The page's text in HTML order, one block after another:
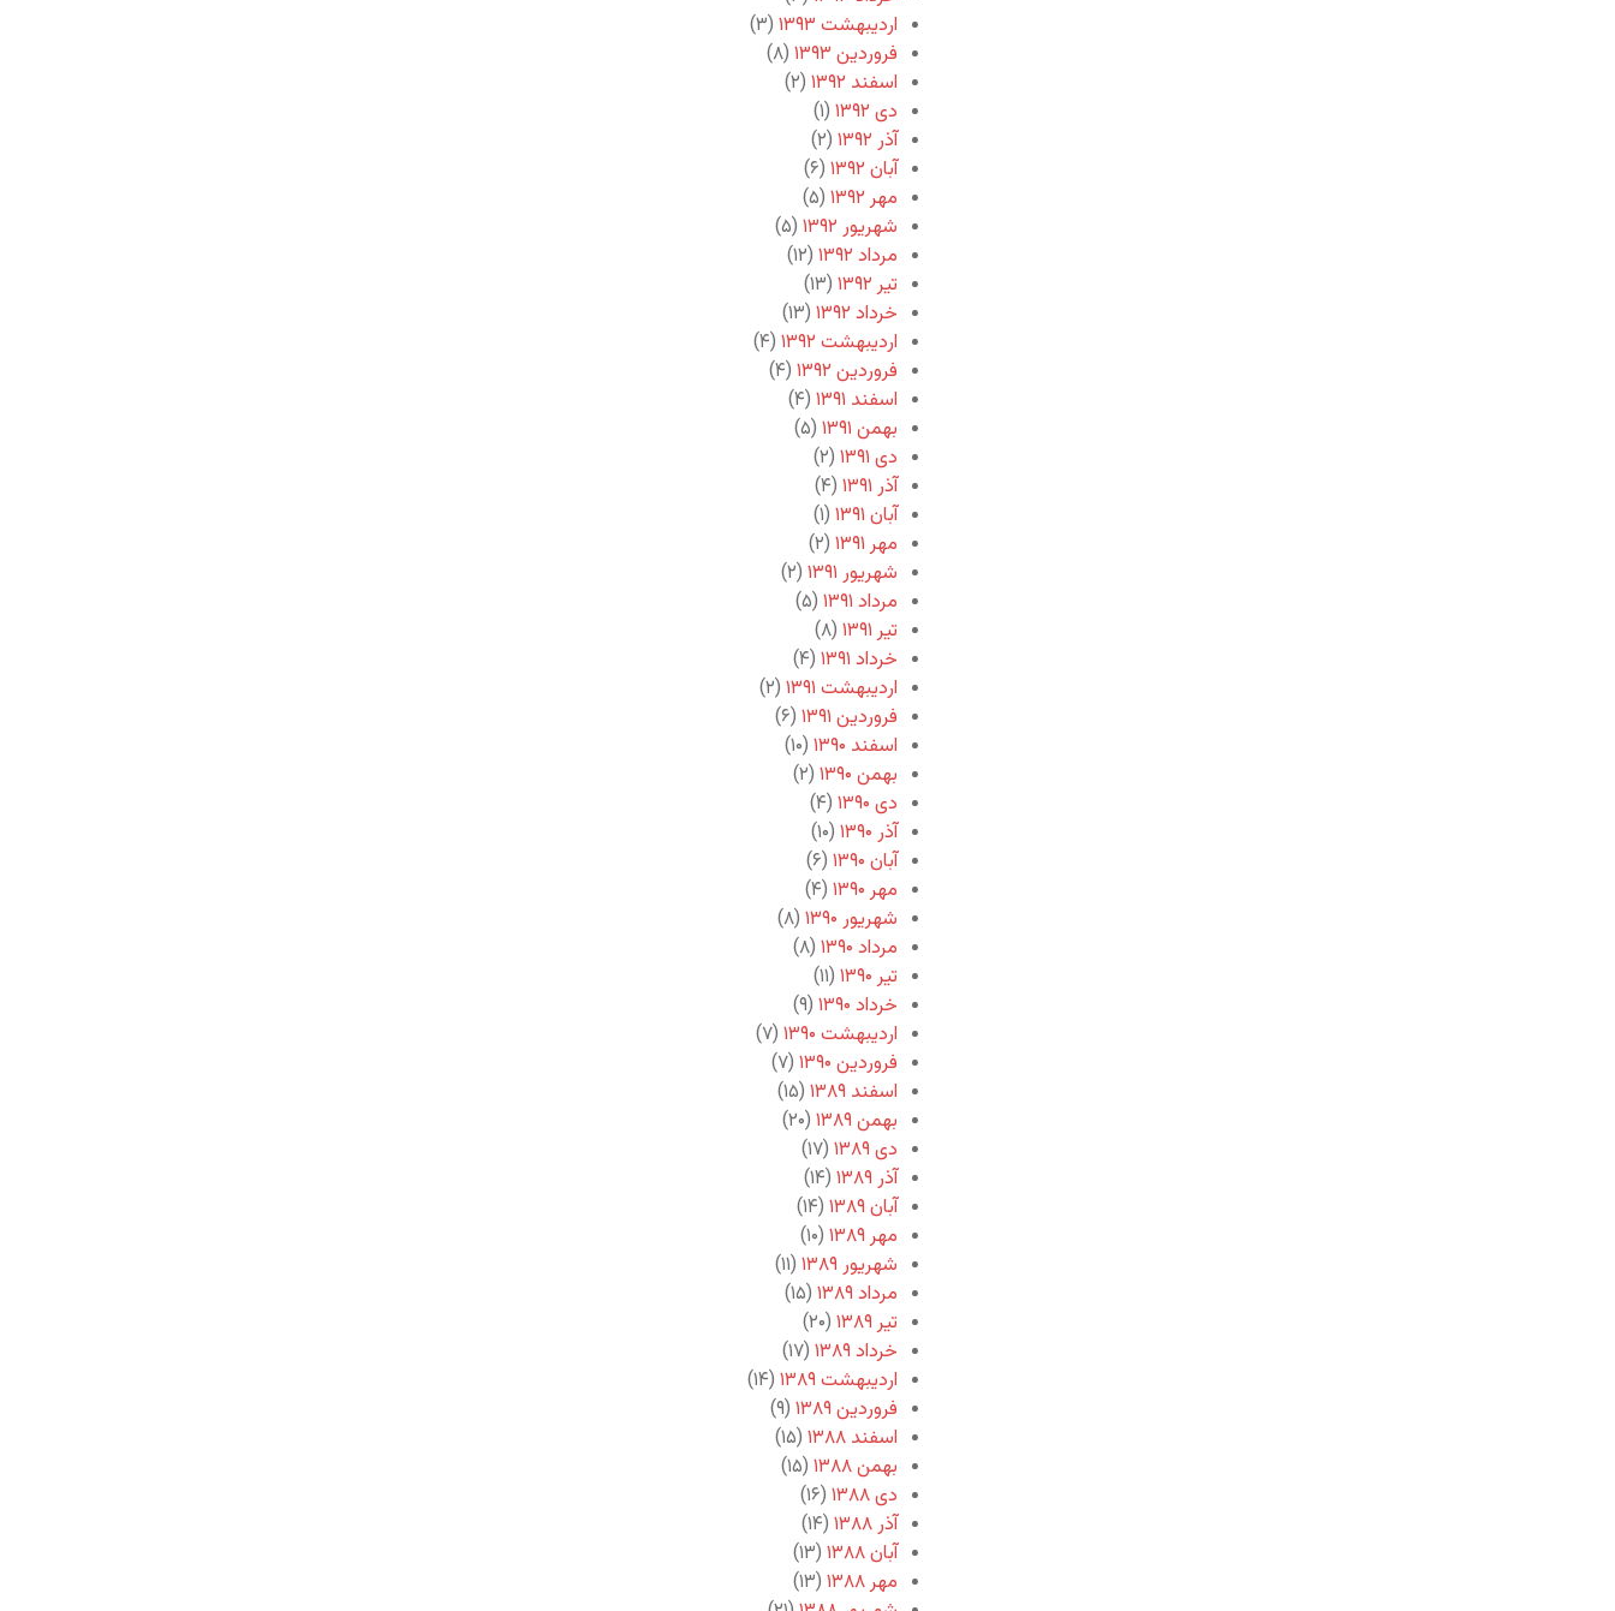
اردیبهشت ۱۳۹۳
(۳)
فروردین ۱۳۹۳
(۸)
اسفند ۱۳۹۲
(۲)
دی ۱۳۹۲
(۱)
آذر ۱۳۹۲
(۲)
آبان ۱۳۹۲
(۶)
مهر ۱۳۹۲
(۵)
شهریور ۱۳۹۲
(۵)
مرداد ۱۳۹۲
(۱۲)
تیر ۱۳۹۲
(۱۳)
خرداد ۱۳۹۲
(۱۳)
اردیبهشت ۱۳۹۲
(۴)
فروردین ۱۳۹۲
(۴)
اسفند ۱۳۹۱
(۴)
بهمن ۱۳۹۱
(۵)
دی ۱۳۹۱
(۲)
آذر ۱۳۹۱
(۴)
آبان ۱۳۹۱
(۱)
مهر ۱۳۹۱
(۲)
شهریور ۱۳۹۱
(۲)
مرداد ۱۳۹۱
(۵)
تیر ۱۳۹۱
(۸)
خرداد ۱۳۹۱
(۴)
اردیبهشت ۱۳۹۱
(۲)
فروردین ۱۳۹۱
(۶)
اسفند ۱۳۹۰
(۱۰)
بهمن ۱۳۹۰
(۲)
دی ۱۳۹۰
(۴)
آذر ۱۳۹۰
(۱۰)
آبان ۱۳۹۰
(۶)
مهر ۱۳۹۰
(۴)
شهریور ۱۳۹۰
(۸)
مرداد ۱۳۹۰
(۸)
تیر ۱۳۹۰
(۱۱)
خرداد ۱۳۹۰
(۹)
اردیبهشت ۱۳۹۰
(۷)
فروردین ۱۳۹۰
(۷)
اسفند ۱۳۸۹
(۱۵)
بهمن ۱۳۸۹
(۲۰)
دی ۱۳۸۹
(۱۷)
آذر ۱۳۸۹
(۱۴)
آبان ۱۳۸۹
(۱۴)
مهر ۱۳۸۹
(۱۰)
شهریور ۱۳۸۹
(۱۱)
مرداد ۱۳۸۹
(۱۵)
تیر ۱۳۸۹
(۲۰)
خرداد ۱۳۸۹
(۱۷)
اردیبهشت ۱۳۸۹
(۱۴)
فروردین ۱۳۸۹
(۹)
اسفند ۱۳۸۸
(۱۵)
بهمن ۱۳۸۸
(۱۵)
دی ۱۳۸۸
(۱۶)
آذر ۱۳۸۸
(۱۴)
آبان ۱۳۸۸
(۱۳)
مهر ۱۳۸۸
(۱۳)